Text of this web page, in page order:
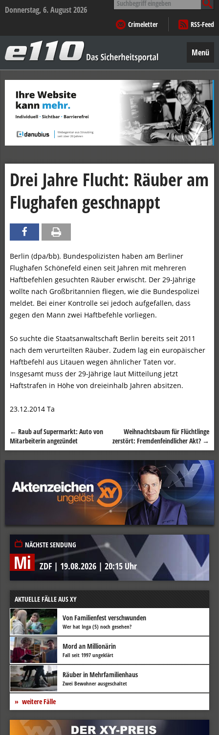
Donnerstag, 6. August 2026
nach:
Crimeletter
RSS-Feed
–
Das
Sicherheitsportal
Menü
Zum
Inhalt
springen
Drei Jahre Flucht: Räuber am
Flughafen geschnappt
Berlin (dpa/bb). Bundespolizisten haben am Berliner
Flughafen Schönefeld einen seit Jahren mit mehreren
Haftbefehlen gesuchten Räuber erwischt. Der 29-Jährige
wollte nach Großbritannien fliegen, wie die Bundespolizei
meldet. Bei einer Kontrolle sei jedoch aufgefallen, dass
gegen den Mann zwei Haftbefehle vorliegen.
So suchte die Staatsanwaltschaft Berlin bereits seit 2011
nach dem verurteilten Räuber. Zudem lag ein europäischer
Haftbefehl aus Litauen wegen ähnlicher Taten vor.
Insgesamt muss der 29-Jährige laut Mitteilung jetzt
Haftstrafen in Höhe von dreieinhalb Jahren absitzen.
23.12.2014 Ta
Beitragsnavigation
← Raub auf Supermarkt: Auto von
Mitarbeiterin angezündet
Weihnachtsbaum für Flüchtlinge
zerstört: Fremdenfeindlicher Akt? →
NÄCHSTE SENDUNG
Mi ZDF | 19.08.2026 | 20:15 Uhr
AKTUELLE FÄLLE AUS XY
Von Familienfest verschwunden
Wer hat Inga (5) noch gesehen?
Mord an Millionärin
Fall seit 1997 ungeklärt
Räuber in Mehrfamilienhaus
Zwei Bewohner ausgeschaltet
weitere Fälle